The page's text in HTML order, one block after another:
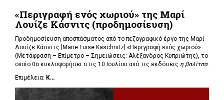
«Περιγραφή ενός χωριού» της Μαρί
Λουίζε Κάσνιτς (προδημοσίευση)
Προδημοσίευση αποσπάσματος από το πεζογραφικό έργο της Μαρί
Λουίζε Κάσνιτς [Marie Luise Kaschnitz] «Περιγραφή ενός χωριού»
(Μετάφραση – Επίμετρο – Σημειώσεις: Αλέξανδρος Κυπριώτης), το
οποίο θα κυκλοφορήσει στις 10 Ιουλίου από τις εκδόσεις η βαλίτσα.
Επιμέλεια: Κ...